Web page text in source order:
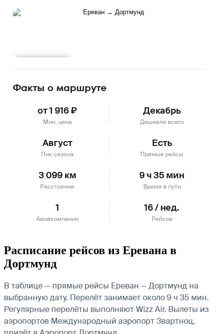
Факты о маршруте
от 1 916 ₽
Мин. цена
Декабрь
Дешевле всего
Август
Пик сезона
Есть
Прямые рейсы
3 099 км
Расстояние
9 ч 35 мин
Время в пути
1
Авиакомпании
16 / нед.
Рейсов
Расписание рейсов из Еревана в
Дортмунд
В таблице — прямые рейсы Ереван — Дортмунд на
выбранную дату. Перелёт занимает около 9 ч 35 мин.
Регулярные перелёты выполняют Wizz Air. Вылеты из
аэропортов Международный аэропорт Звартноц,